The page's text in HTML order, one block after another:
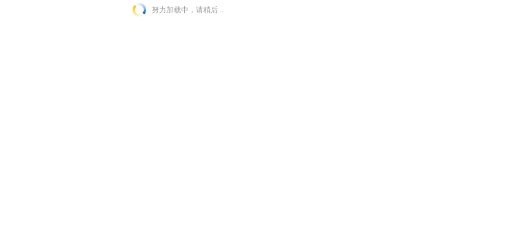
努力加载中，请稍后...